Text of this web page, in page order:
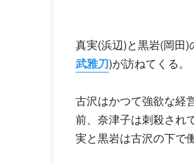
真実(浜辺)と黒岩(岡田
武雅刀)が訪ねてくる。
古沢はかつて強欲な経
前、奈津子は刺殺され
実と黒岩は古沢の下で